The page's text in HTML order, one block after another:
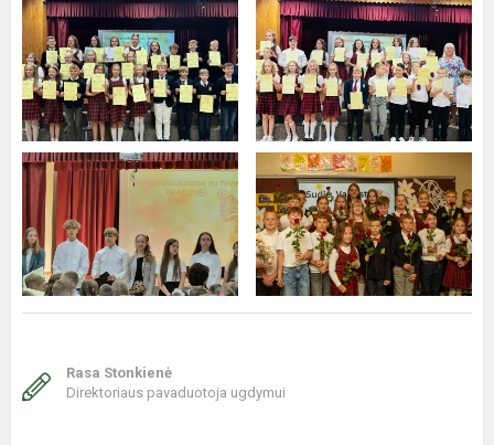
Rasa Stonkienė
Direktoriaus pavaduotoja ugdymui